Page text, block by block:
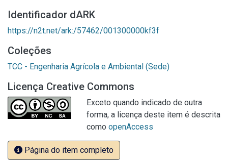
Identificador dARK
https://n2t.net/ark:/57462/001300000kf3f
Coleções
TCC - Engenharia Agrícola e Ambiental (Sede)
Licença Creative Commons
Exceto quando indicado de outra
forma, a licença deste item é descrita
como openAccess
Página do item completo